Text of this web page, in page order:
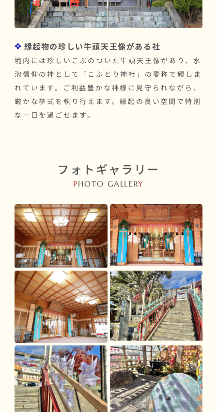
縁起物の珍しい牛頭天王像がある社
境内には珍しいこぶのついた牛頭天王像があり、水
泡信仰の神として「こぶとり神社」の愛称で親しま
れています。ご利益豊かな神様に見守られながら、
厳かな挙式を執り行えます。縁起の良い空間で特別
な一日を過ごせます。
フォトギャラリー
PHOTO GALLERY